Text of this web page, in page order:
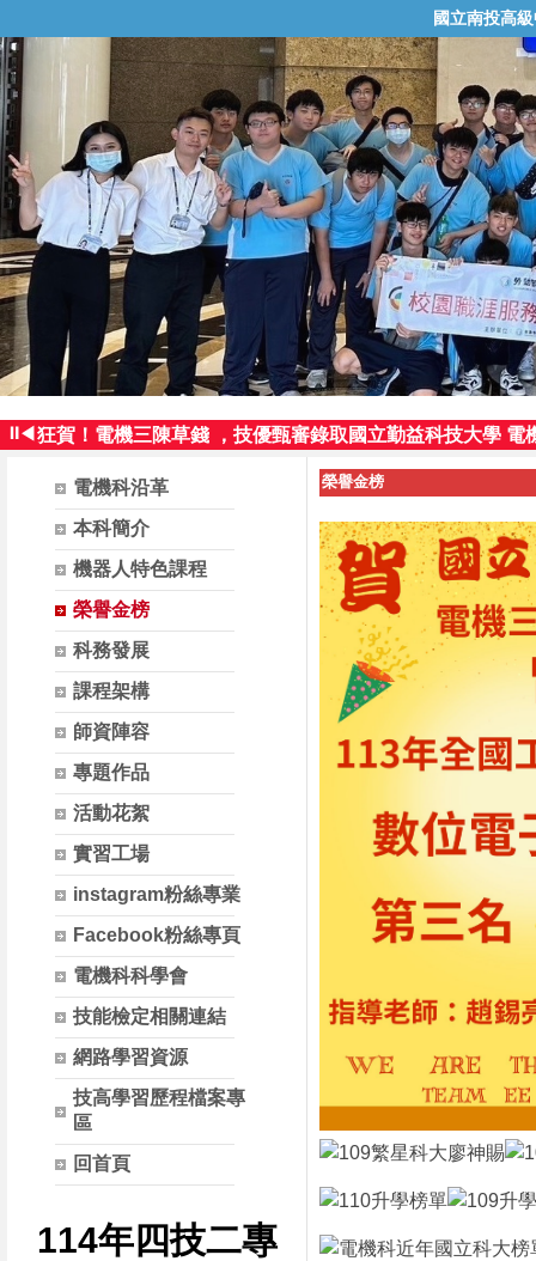
國立南投高
⏸◀狂賀！電機三陳草錢 ，技優甄審錄取國立勤益科技大學 電
狂賀！電機三曾智群同學，技優保送錄取國立高雄師範大
狂賀！電機三廖神賜同學，參加109年科技校院繁星計畫
再傳佳績!!電機三曾智群參加全國工業類科學生技藝競賽
電機科沿革
本科簡介
機器人特色課程
榮譽金榜
科務發展
課程架構
師資陣容
專題作品
活動花絮
實習工場
instagram粉絲專業
Facebook粉絲專頁
電機科科學會
技能檢定相關連結
網路學習資源
技高學習歷程檔案專
區
回首頁
114年四技二專
榮譽金榜